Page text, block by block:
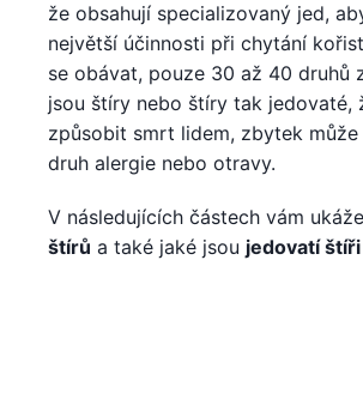
že obsahují specializovaný jed,
největší účinnosti při chytání
se obávat, pouze 30 až 40 druhů
jsou štíry nebo štíry tak jedovaté,
způsobit smrt lidem, zbytek
druh alergie nebo otravy.
V následujících částech vám
štírů a také jaké jsou jedovatí štíři